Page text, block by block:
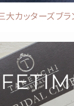
大カッターズブラ